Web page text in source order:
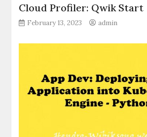
Cloud Profiler: Qwik Start
February 13, 2023 admin